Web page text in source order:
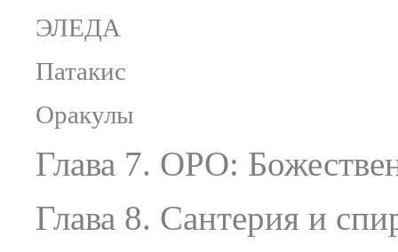
ЭЛЕДА
Патакис
Оракулы
Глава 7. ОРО:
Глава 8. Сантерия и